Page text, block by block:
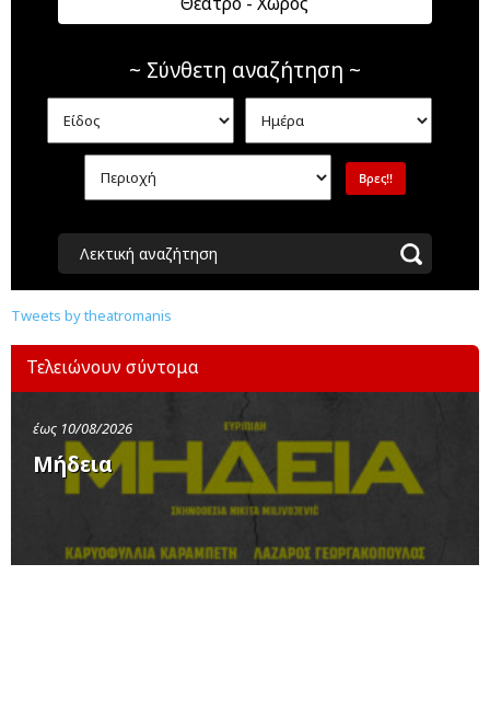
~ Σύνθετη αναζήτηση ~
Λεκτική αναζήτηση
Tweets by theatromanis
Τελειώνουν σύντομα
έως 10/08/2026
Μήδεια